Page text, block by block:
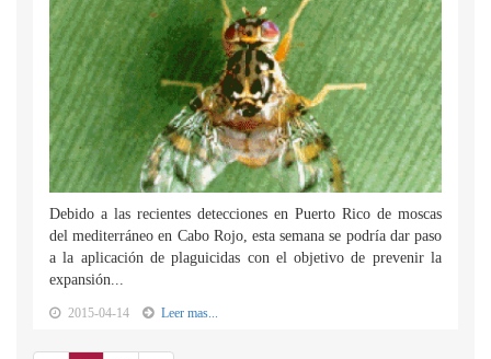
Debido a las recientes detecciones en Puerto Rico de moscas
del mediterráneo en Cabo Rojo, esta semana se podría dar paso
a la aplicación de plaguicidas con el objetivo de prevenir la
expansión...
2015-04-14 Leer mas...